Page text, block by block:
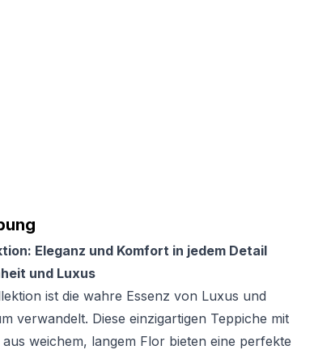
Eleganz und Komfort in jedem Detail
und Luxus
ist die wahre Essenz von Luxus und
verwandelt. Diese einzigartigen Teppiche mit
weichem, langem Flor bieten eine perfekte